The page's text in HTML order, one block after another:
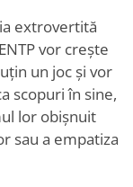
extrovertită
vor crește
un joc și vor
scopuri în sine,
lor obișnuit
sau a empatiza